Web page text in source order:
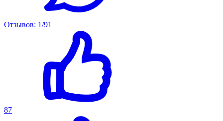
Отзывов: 1/91
87